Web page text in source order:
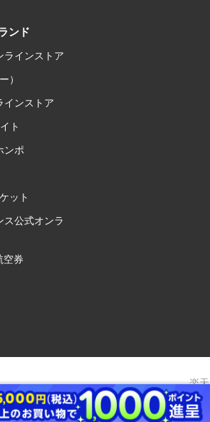
ンド
ラインストア
）
インストア
ト
ンポ
ット
ス公式オンラ
空券
楽